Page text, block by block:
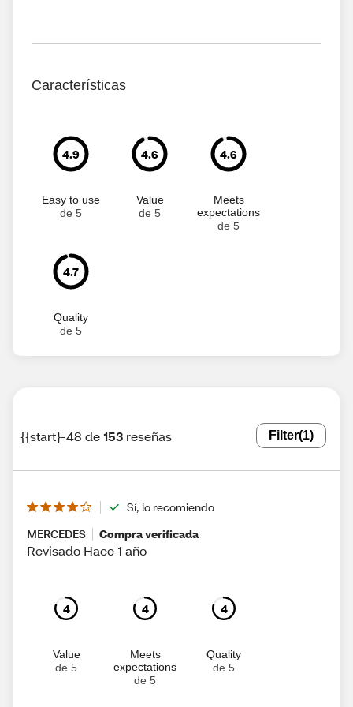
Características
4.9
Easy to use
de 5
4.6
Value
de 5
4.6
Meets
expectations
de 5
4.7
Quality
de 5
{{start}-48 de153 reseñas Filter(1)
Sí, lo recomiendo
MERCEDES
Compra verificada
Revisado Hace 1 año
4
Value
de 5
4
Meets
expectations
de 5
4
Quality
de 5